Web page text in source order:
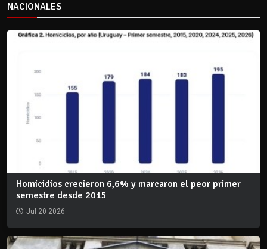
NACIONALES
Homicidios crecieron 6,6% y marcaron el peor primer
semestre desde 2015
Jul 20 2026